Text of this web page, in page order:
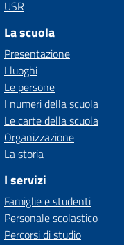
USR
La scuola
Presentazione
I luoghi
Le persone
I numeri della scuola
Le carte della scuola
Organizzazione
La storia
I servizi
Famiglie e studenti
Personale scolastico
Percorsi di studio